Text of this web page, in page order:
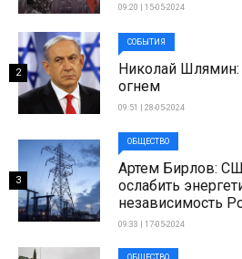
09:20 | 15-05-2024
СОБЫТИЯ
Николай Шлямин:
огнем
09:51 | 28-05-2024
2
ОБЩЕСТВО
Артем Бирлов:
ослабить
независимость
09:33 | 17-05-2024
3